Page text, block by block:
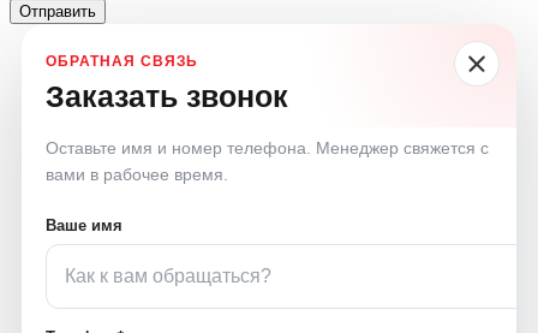
Отправить
Заказать звонок
Оставьте имя и номер телефона. Менеджер свяжется с
вами в рабочее время.
Ваше имя